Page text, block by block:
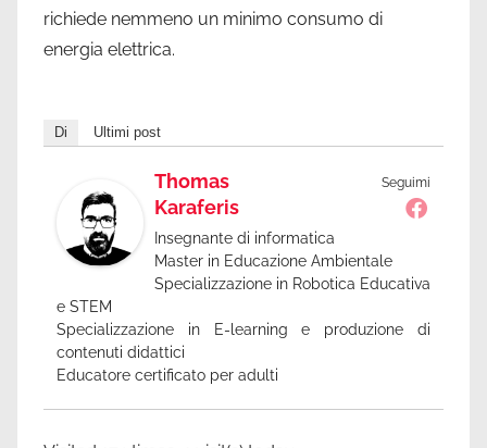
richiede nemmeno un minimo consumo di
energia elettrica.
Di Ultimi post
Seguimi
Thomas
Karaferis
Insegnante di informatica
Master in Educazione Ambientale
Specializzazione in Robotica Educativa
e STEM
Specializzazione in E-learning e produzione di
contenuti didattici
Educatore certificato per adulti